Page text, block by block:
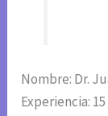
Nombre: Dr.
Experiencia: 15